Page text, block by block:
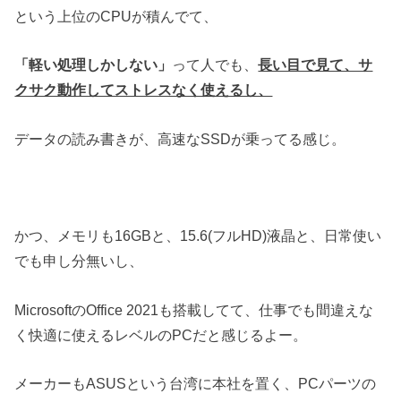
という上位のCPUが積んでて、
「軽い処理しかしない」 って人でも、長い目で見て、サ
クサク動作してストレスなく使えるし、
データの読み書きが、高速なSSDが乗ってる感じ。
かつ、メモリも16GBと、15.6(フルHD)液晶と、日常使い
でも申し分無いし、
MicrosoftのOffice 2021も搭載してて、仕事でも間違えな
く快適に使えるレベルのPCだと感じるよー。
メーカーもASUSという台湾に本社を置く、PCパーツの